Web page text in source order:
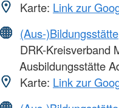
Karte: Link zur
(Aus-)Bildungsstätte
DRK-Kreisverband
Ausbildungsstätte
Karte: Link zur